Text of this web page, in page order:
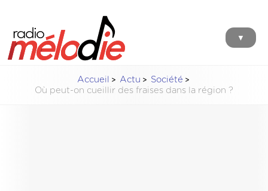
▼
Accueil Actu
Société
Où peut-on cueillir des fraises dans la région ?